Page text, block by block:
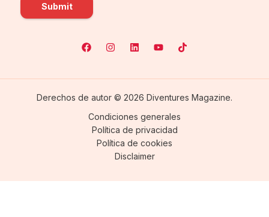
Submit
Derechos de autor © 2026 Diventures Magazine.
Condiciones generales
Política de privacidad
Política de cookies
Disclaimer